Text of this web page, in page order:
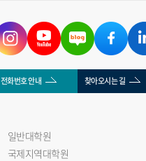
전화번호 안내 찾아오시는 길
일반대학원
국제지역대학원